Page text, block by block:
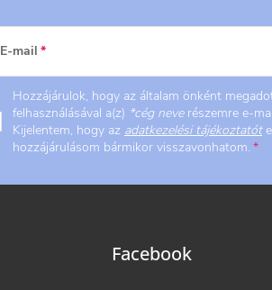
E-mail
Hozzájárulok, hogy az általam önként
felhasználásával a(z) *cég neverészemre e-
Kijelentem, hogy az adatkezelési tájékoztatót
hozzájárulásom bármikor visszavonhatom.
Facebook